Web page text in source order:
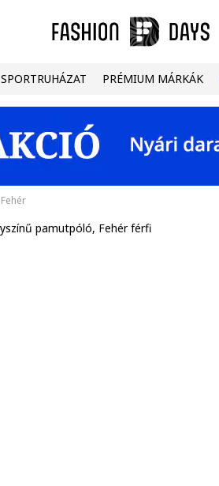
SPORTRUHÁZAT PRÉMIUM MÁRKÁK